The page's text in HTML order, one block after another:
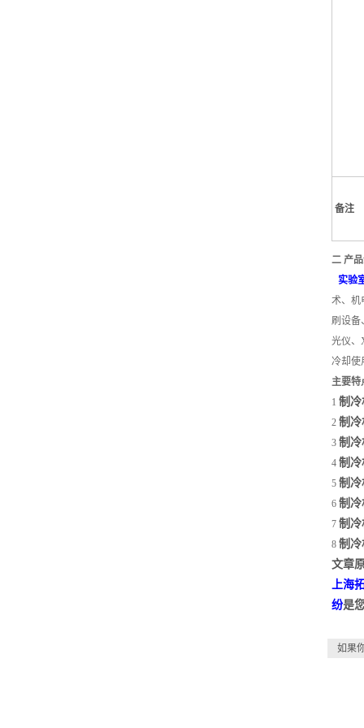
备注
二 产
实验
术、机
刷设备
光仪、
冷却使
主要特
1 制冷
2 制冷
3 制冷
4 制冷
5 制冷
6 制冷
7 制冷
8 制冷
文章
上海
纷是
如果